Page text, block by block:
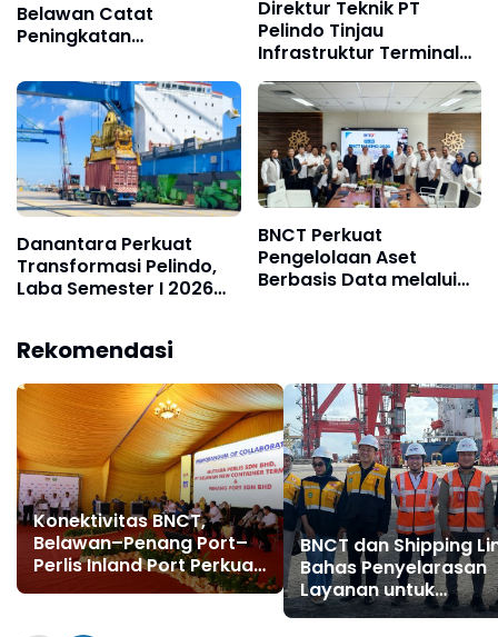
Belawan Catat
Peningkatan
Curah Kering pada
Semester I 2026
Direktur Teknik PT
Pelindo Tinjau
Infrastruktur Terminal
Peti Kemas di Belawan
Danantara Perkuat
Transformasi Pelindo,
Laba Semester I 2026
BNCT Perkuat
Pengelolaan Aset
Berbasis Data melalui
Rekomendasi
Konektivitas BNCT,
Belawan–Penang Port–
Perlis Inland Port Perkuat
Rantai Pasok Kawasan
BNCT dan Shipping
Bahas Penyelarasan
Layanan untuk
Mendukung